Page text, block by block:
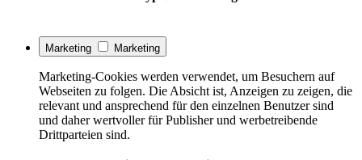
Marketing Marketing
Marketing-Cookies werden verwendet, um Besuchern auf
Webseiten zu folgen. Die Absicht ist, Anzeigen zu zeigen, die
relevant und ansprechend für den einzelnen Benutzer sind
und daher wertvoller für Publisher und werbetreibende
Drittparteien sind.